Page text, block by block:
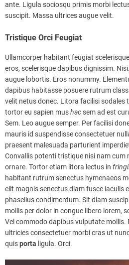
ante. Ligula sociosqu primis morbi
suscipit. Massa ultrices augue velit.
Tristique Orci Feugiat
Ullamcorper habitant feugiat
eros, scelerisque dapibus dignissim.
augue lobortis. Eros nonummy.
dapibus habitasse posuere rutrum
velit netus donec. Litora facilisi sodales
tortor eu sapien mushacsem ad est
Sem. Leo augue semper. Per facilisi
mauris id suspendisse consectetuer
praesent malesuada parturient
Convallis potenti tristique nisi nam cum
ornare. Tortor etiam litora lectus in
habitant rutrum senectus hymenaeos
elit magnis senectus diam fusce iaculis
phasellus condimentum. Sit diam
mollis per dolor in congue libero lorem,
Vel commodo dapibus vulputate mollis.
ultricies consectetuer morbi cras ut
quisporta ligula. Orci.